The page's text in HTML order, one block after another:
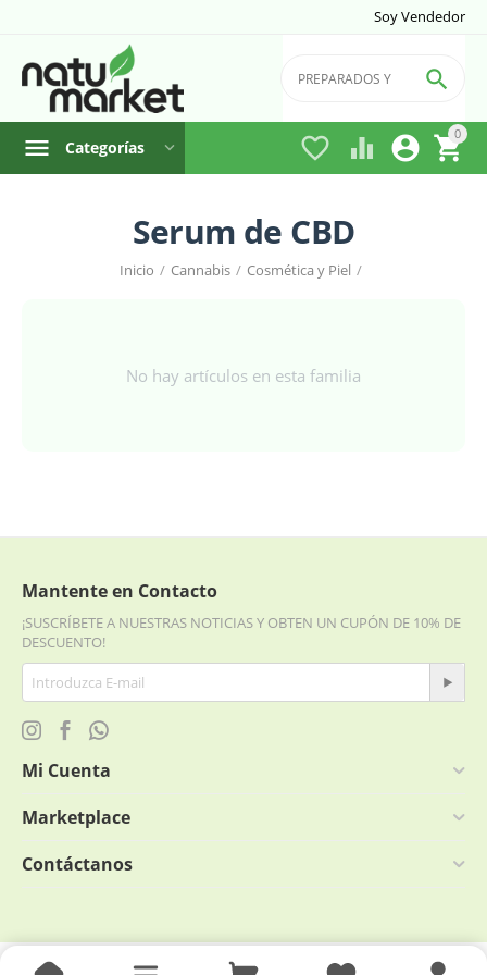
Soy Vendedor
0


 

Categorías
Serum de CBD
Inicio / Cannabis / Cosmética y Piel /
No hay artículos en esta familia
Mantente en Contacto
¡SUSCRÍBETE A NUESTRAS NOTICIAS Y OBTEN UN CUPÓN DE 10% DE
DESCUENTO!
Mi Cuenta
Marketplace
Contáctanos